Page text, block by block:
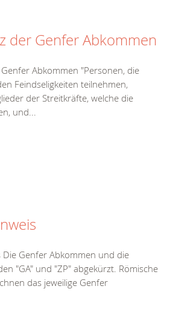
der Genfer Abkommen
Abkommen "Personen, die
Feindseligkeiten teilnehmen,
der Streitkräfte, welche die
und...
Genfer Abkommen und die
"GA" und "ZP" abgekürzt. Römische
das jeweilige Genfer